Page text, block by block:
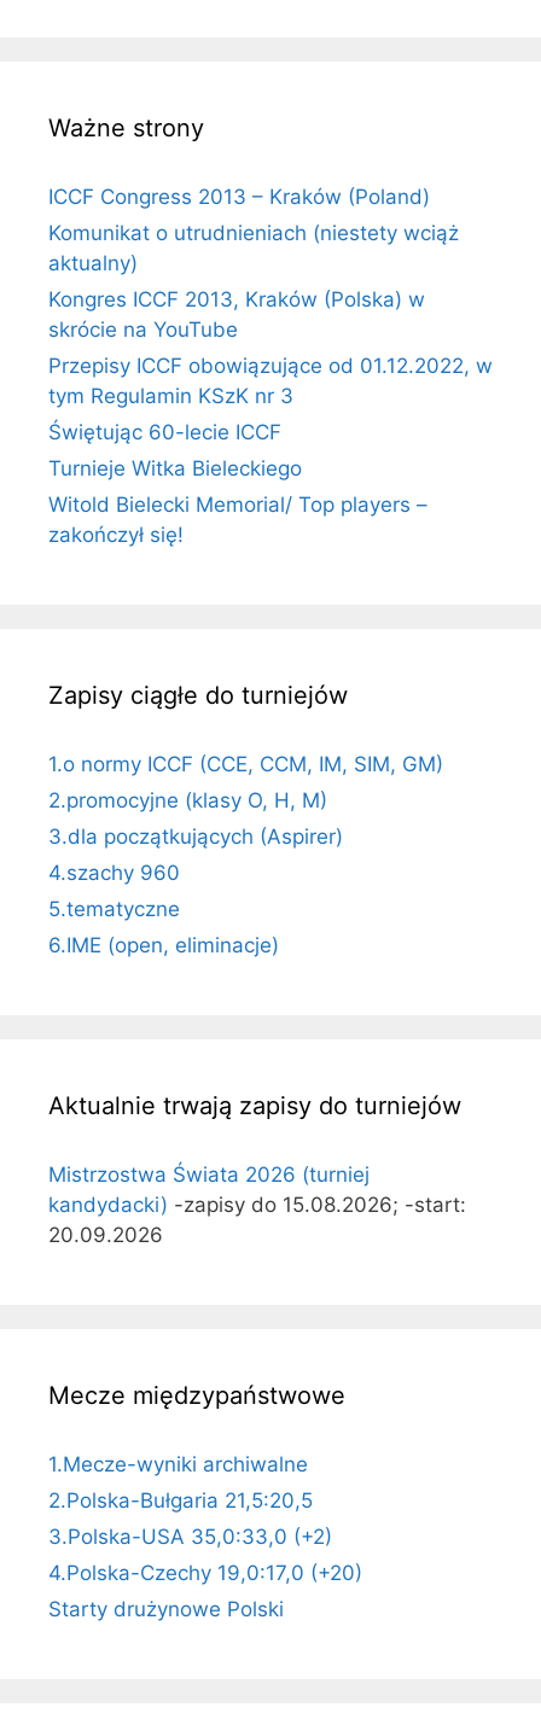
Ważne strony
ICCF Congress 2013 – Kraków (Poland)
Komunikat o utrudnieniach (niestety wciąż
aktualny)
Kongres ICCF 2013, Kraków (Polska) w
skrócie na YouTube
Przepisy ICCF obowiązujące od 01.12.2022, w
tym Regulamin KSzK nr 3
Świętując 60-lecie ICCF
Turnieje Witka Bieleckiego
Witold Bielecki Memorial/ Top players –
zakończył się!
Zapisy ciągłe do turniejów
1.o normy ICCF (CCE, CCM, IM, SIM, GM)
2.promocyjne (klasy O, H, M)
3.dla początkujących (Aspirer)
4.szachy 960
5.tematyczne
6.IME (open, eliminacje)
Aktualnie trwają zapisy do turniejów
Mistrzostwa Świata 2026 (turniej
kandydacki) -zapisy do 15.08.2026; -start:
20.09.2026
Mecze międzypaństwowe
1.Mecze-wyniki archiwalne
2.Polska-Bułgaria 21,5:20,5
3.Polska-USA 35,0:33,0 (+2)
4.Polska-Czechy 19,0:17,0 (+20)
Starty drużynowe Polski